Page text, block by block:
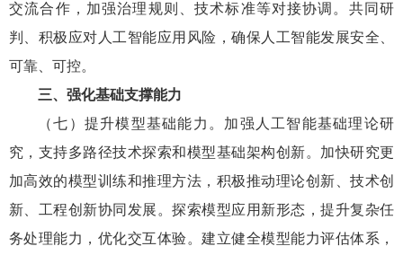
交流合作，加强治理规则、技术标准等对接协调。共同研
判、积极应对人工智能应用风险，确保人工智能发展安全、
可靠、可控。
三、强化基础支撑能力
（七）提升模型基础能力。加强人工智能基础理论研
究，支持多路径技术探索和模型基础架构创新。加快研究更
加高效的模型训练和推理方法，积极推动理论创新、技术创
新、工程创新协同发展。探索模型应用新形态，提升复杂任
务处理能力，优化交互体验。建立健全模型能力评估体系，